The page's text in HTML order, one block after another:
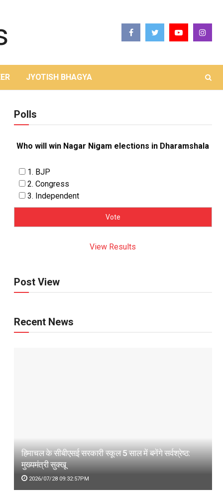
JYOTISH BHAGYA
Polls
Who will win Nagar Nigam elections in Dharamshala
1. BJP
2. Congress
3. Independent
View Results
Post View
Recent News
हिमाचल के सीबीएसई सरकारी स्कूल 5 साल में बनेंगे सर्वश्रेष्ठ:
मुख्यमंत्री सुक्खू
2026/07/28 09:32:57PM